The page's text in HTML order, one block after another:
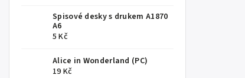
Spisové desky s drukem A1870
A6
5 Kč
Alice in Wonderland (PC)
19 Kč